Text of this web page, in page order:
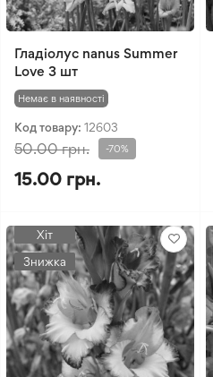
Гладіолус nanus Summer
Love 3 шт
Немає в наявності
Код товару: 12603
50.00 грн. -70%
15.00 грн.
Хіт
Знижка